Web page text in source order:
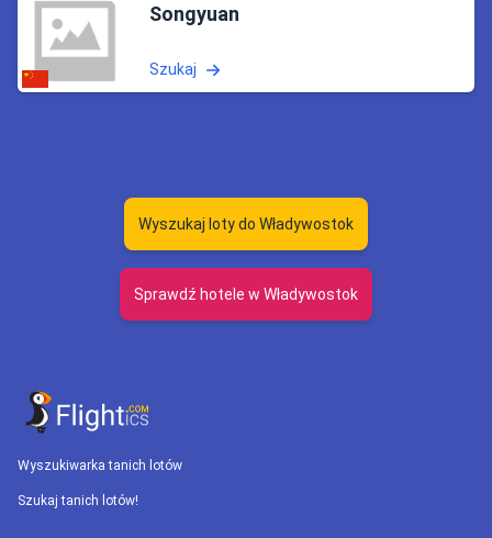
Songyuan
Szukaj
Wyszukaj loty do Władywostok
Sprawdź hotele w Władywostok
Wyszukiwarka tanich lotów
Szukaj tanich lotów!